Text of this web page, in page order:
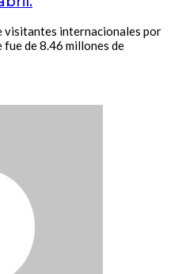
visitantes internacionales por
de 8.46 millones de